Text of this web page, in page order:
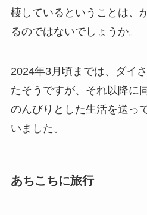
棲しているということは、
るのではないでしょうか。
2024年3月頃までは、ダイ
たそうですが、それ以降に
のんびりとした生活を送っ
いました。
あちこちに旅行